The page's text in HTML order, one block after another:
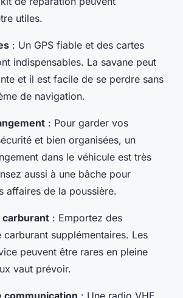
utiles.
: Un GPS fiable et des cartes
indispensables. La savane peut
et il est facile de se perdre sans
de navigation.
: Pour garder vos
et bien organisées, un
dans le véhicule est très
aussi à une bâche pour
affaires de la poussière.
carburant : Emportez des
carburant supplémentaires. Les
peuvent être rares en pleine
vaut prévoir.
communication : Une radio VHF